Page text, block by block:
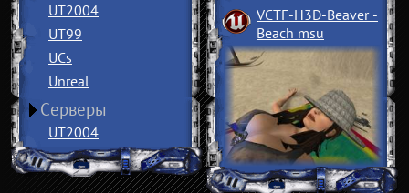
UT2004
UT99
UCs
Unreal
Серверы
UT2004
VCTF-H3D-Beaver ­
Beach msu